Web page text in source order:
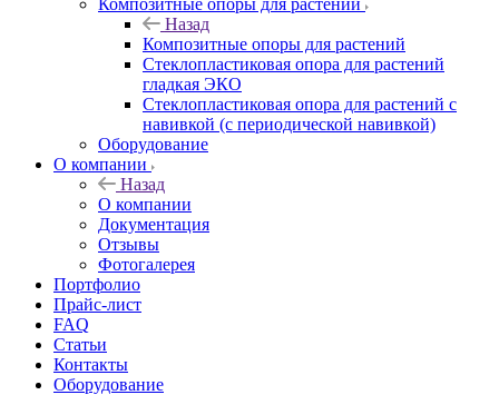
Композитные опоры для растений
Назад
Композитные опоры для растений
Стеклопластиковая опора для растений
гладкая ЭКО
Стеклопластиковая опора для растений с
навивкой (с периодической навивкой)
Оборудование
О компании
Назад
О компании
Документация
Отзывы
Фотогалерея
Портфолио
Прайс-лист
FAQ
Статьи
Контакты
Оборудование